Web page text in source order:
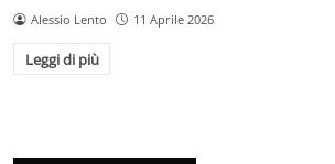
Alessio Lento 11 Aprile 2026
Leggi di più